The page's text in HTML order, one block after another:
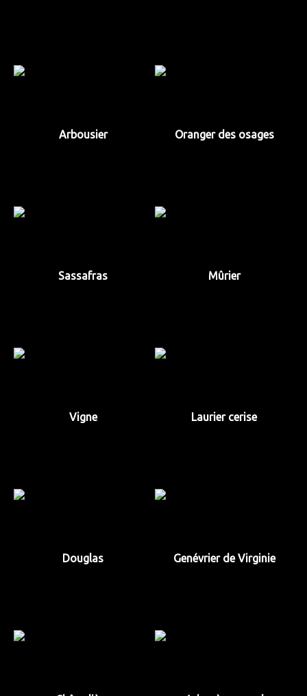
Arbousier Oranger des osages
Sassafras Mûrier
Vigne Laurier cerise
Douglas Genévrier de Virginie